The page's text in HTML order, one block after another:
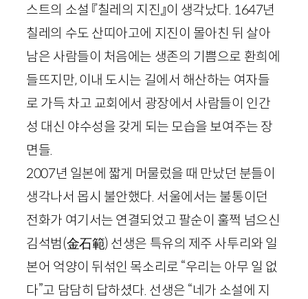
스트의 소설 『칠레의 지진』이 생각났다. 1647년
칠레의 수도 산띠아고에 지진이 몰아친 뒤 살아
남은 사람들이 처음에는 생존의 기쁨으로 환희에
들뜨지만, 이내 도시는 길에서 해산하는 여자들
로 가득 차고 교회에서 광장에서 사람들이 인간
성 대신 야수성을 갖게 되는 모습을 보여주는 장
면들.
2007년 일본에 짧게 머물렀을 때 만났던 분들이
생각나서 몹시 불안했다. 서울에서는 불통이던
전화가 여기서는 연결되었고 팔순이 훌쩍 넘으신
김석범(金石範) 선생은 특유의 제주 사투리와 일
본어 억양이 뒤섞인 목소리로 “우리는 아무 일 없
다”고 담담히 답하셨다. 선생은 “네가 소설에 지